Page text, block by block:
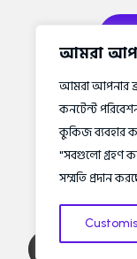
আমরা
আমরা আপনার
কনটেন্ট
কুকিজ ব্যবহার
"সবগুলো গ্রহণ
সম্মতি প্রদান